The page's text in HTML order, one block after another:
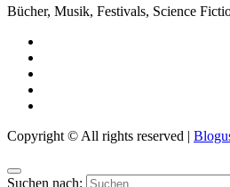
Bücher, Musik, Festivals, Science
Copyright © All rights reserved |
Suchen nach: